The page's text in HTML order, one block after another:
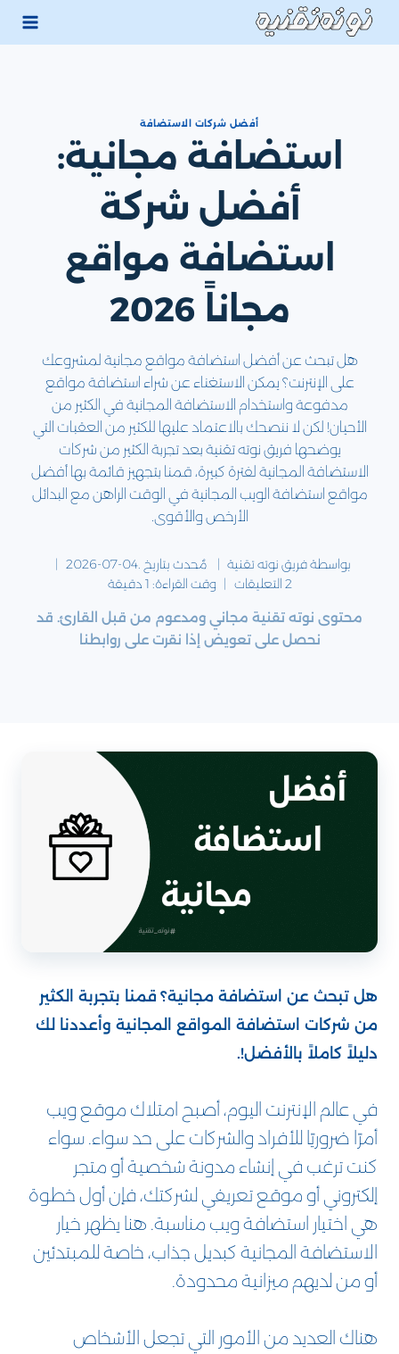
التجاوز
إلى
أفضل شركات الاستضافة
استضافة مجانية:
أفضل شركة
استضافة مواقع
مجاناً 2026
هل تبحث عن أفضل استضافة مواقع مجانية لمشروعك
على الإنترنت؟ يمكن الاستغناء عن شراء استضافة مواقع
مدفوعة واستخدام الاستضافة المجانية في الكثير من
الأحيان! لكن لا ننصحك بالاعتماد عليها للكثير من العقبات التي
يوضحها فريق نوته تقنية بعد تجربة الكثير من شركات
الاستضافة المجانية لفترة كبيرة، قمنا بتجهيز قائمة بها أفضل
مواقع استضافة الويب المجانية في الوقت الراهن مع البدائل
الأرخص والأقوى.
بواسطة فريق نوته تقنية مٌحدث بتاريخ .2026-07-04
2 التعليقات
وقت القراءة: دقيقة
محتوى نوته تقنية مجاني ومدعوم من قبل القارئ. قد
نحصل على تعويض إذا نقرت على روابطنا
هل تبحث عن استضافة مجانية؟ قمنا بتجربة الكثير
من شركات استضافة المواقع المجانية وأعددنا لك
دليلاً كاملاً بالأفضل!.
في عالم الإنترنت اليوم، أصبح امتلاك موقع ويب
أمرًا ضروريًا للأفراد والشركات على حد سواء. سواء
كنت ترغب في إنشاء مدونة شخصية أو متجر
إلكتروني أو موقع تعريفي لشركتك، فإن أول خطوة
هي اختيار استضافة ويب مناسبة. هنا يظهر خيار
الاستضافة المجانية كبديل جذاب، خاصة للمبتدئين
أو من لديهم ميزانية محدودة.
هناك العديد من الأمور التي تجعل الأشخاص